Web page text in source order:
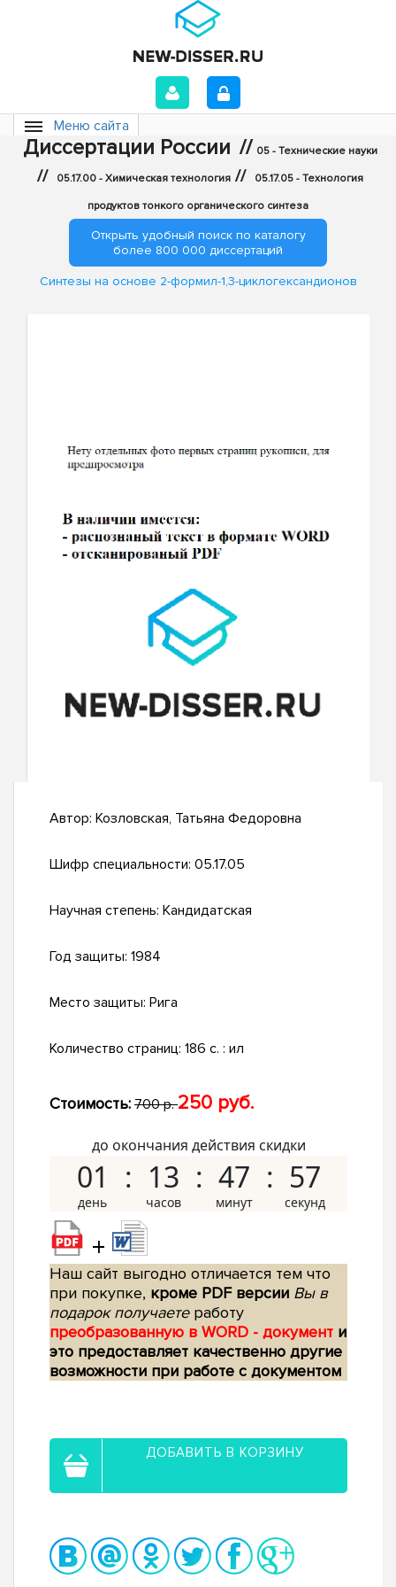
Меню сайта
Диссертации России // 05 - Технические науки
// 05.17.00 - Химическая технология // 05.17.05 - Технология
продуктов тонкого органического синтеза
Открыть удобный поиск по каталогу
более 800 000 диссертаций
Синтезы на основе 2-формил-1,3-циклогександионов
Автор: Козловская, Татьяна Федоровна
Шифр специальности: 05.17.05
Научная степень: Кандидатская
Год защиты: 1984
Место защиты: Рига
Количество страниц: 186 c. : ил
Стоимость: 700 р.250 руб.
до окончания действия скидки
01 13 47 56
+
Наш сайт выгодно отличается тем что
при покупке, кроме PDF версии Вы в
подарок получаетеработу
преобразованную в WORD - документ и
это предоставляет качественно другие
возможности при работе с документом
ДОБАВИТЬ В КОРЗИНУ